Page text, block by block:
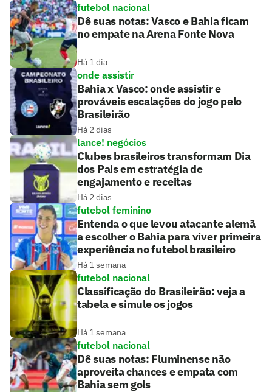
futebol nacional
Dê suas notas: Vasco e Bahia ficam
no empate na Arena Fonte Nova
Há 1 dia
onde assistir
Bahia x Vasco: onde assistir e
prováveis escalações do jogo pelo
Brasileirão
Há 2 dias
lance! negócios
Clubes brasileiros transformam Dia
dos Pais em estratégia de
engajamento e receitas
Há 2 dias
futebol feminino
Entenda o que levou atacante alemã
a escolher o Bahia para viver primeira
experiência no futebol brasileiro
Há 1 semana
futebol nacional
Classificação do Brasileirão: veja a
tabela e simule os jogos
Há 1 semana
futebol nacional
Dê suas notas: Fluminense não
aproveita chances e empata com
Bahia sem gols